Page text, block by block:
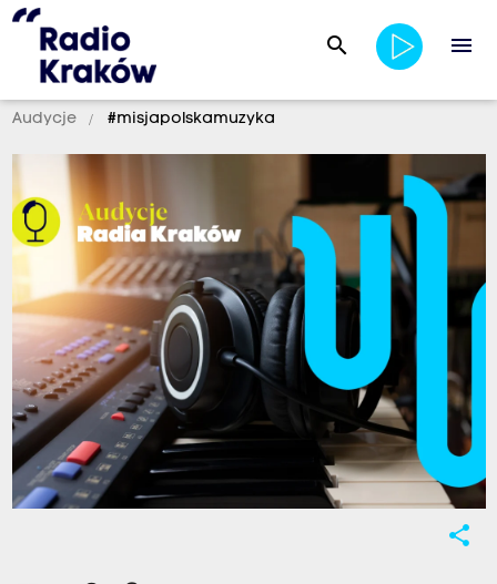
search menu
Audycje #misjapolskamuzyka
share